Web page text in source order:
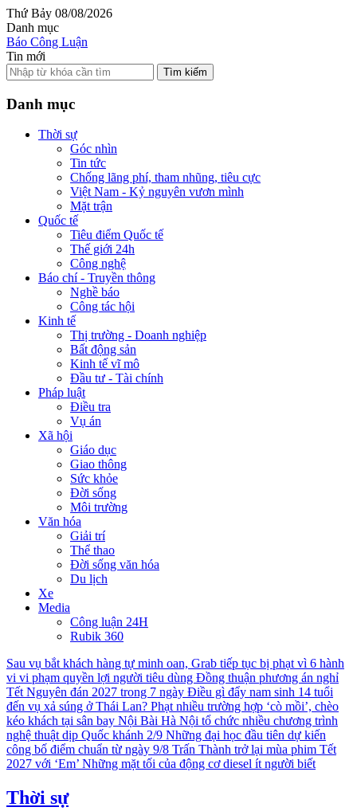
Thứ Bảy 08/08/2026
Danh mục
Báo Công Luận
Tin mới
Tìm kiếm
Danh mục
Thời sự
Góc nhìn
Tin tức
Chống lãng phí, tham nhũng, tiêu cực
Việt Nam - Kỷ nguyên vươn mình
Mặt trận
Quốc tế
Tiêu điểm Quốc tế
Thế giới 24h
Công nghệ
Báo chí - Truyền thông
Nghề báo
Công tác hội
Kinh tế
Thị trường - Doanh nghiệp
Bất động sản
Kinh tế vĩ mô
Đầu tư - Tài chính
Pháp luật
Điều tra
Vụ án
Xã hội
Giáo dục
Giao thông
Sức khỏe
Đời sống
Môi trường
Văn hóa
Giải trí
Thể thao
Đời sống văn hóa
Du lịch
Xe
Media
Công luận 24H
Rubik 360
Sau vụ bắt khách hàng tự minh oan, Grab tiếp tục bị phạt vì 6 hành
vi vi phạm quyền lợi người tiêu dùng Đồng thuận phương án nghỉ
Tết Nguyên đán 2027 trong 7 ngày Điều gì đẩy nam sinh 14 tuổi
đến vụ xả súng ở Thái Lan? Phạt nhiều trường hợp ‘cò mồi’, chèo
kéo khách tại sân bay Nội Bài Hà Nội tổ chức nhiều chương trình
nghệ thuật dịp Quốc khánh 2/9 Những đại học đầu tiên dự kiến
công bố điểm chuẩn từ ngày 9/8 Trấn Thành trở lại mùa phim Tết
2027 với ‘Em’ Những mặt tối của động cơ diesel ít người biết
Thời sự